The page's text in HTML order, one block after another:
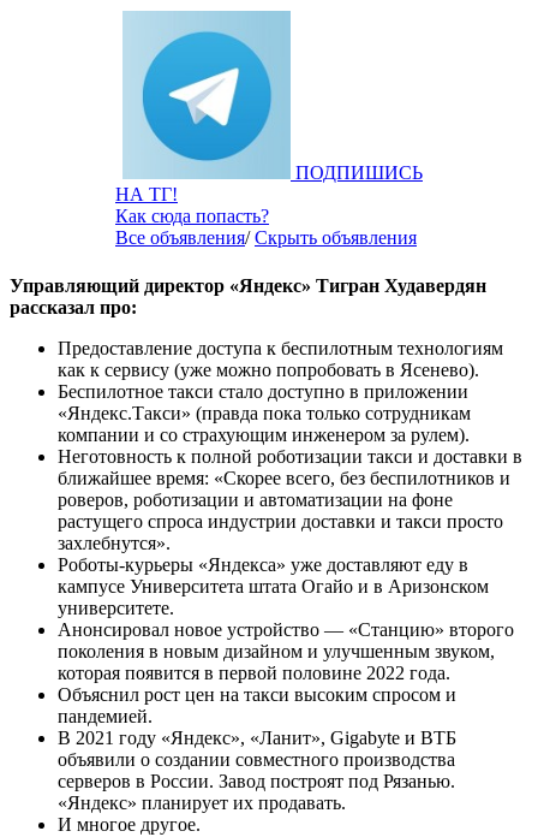
ПОДПИШИСЬ
НА ТГ!
Как сюда попасть?
Все объявления/Скрыть объявления
Управляющий директор «Яндекс» Тигран Худавердян
рассказал про:
Предоставление доступа к беспилотным технологиям
как к сервису (уже можно попробовать в Ясенево).
Беспилотное такси стало доступно в приложении
«Яндекс.Такси» (правда пока только сотрудникам
компании и со страхующим инженером за рулем).
Неготовность к полной роботизации такси и доставки в
ближайшее время: «Скорее всего, без беспилотников и
роверов, роботизации и автоматизации на фоне
растущего спроса индустрии доставки и такси просто
захлебнутся».
Роботы-курьеры «Яндекса» уже доставляют еду в
кампусе Университета штата Огайо и в Аризонском
университете.
Анонсировал новое устройство — «Станцию» второго
поколения в новым дизайном и улучшенным звуком,
которая появится в первой половине 2022 года.
Объяснил рост цен на такси высоким спросом и
пандемией.
В 2021 году «Яндекс», «Ланит», Gigabyte и ВТБ
объявили о создании совместного производства
серверов в России. Завод построят под Рязанью.
«Яндекс» планирует их продавать.
И многое другое.